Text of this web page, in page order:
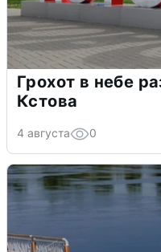
Грохот в небе
Кстова
4 августа 0